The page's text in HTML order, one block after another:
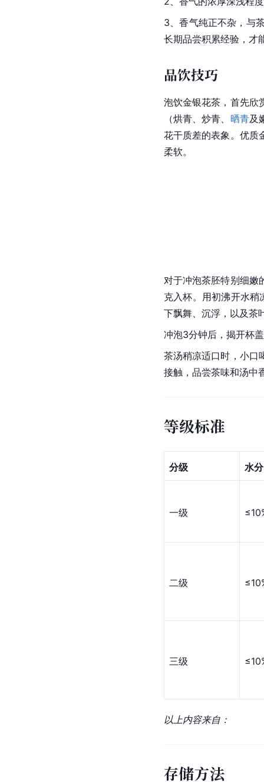
3、香气纯正不杂，与
长期品尝积累经验，才
品饮技巧
泡饮金银花茶，首先欣
（烘青、炒青 晒青及
花干质差的表象。优质
柔软。
对于冲泡茶胚特别细嫩
克入杯。用初沸开水
下飘舞、沉浮，以及茶
冲泡3分钟后，揭开杯
茶汤稍凉适口时，小口
接触，品尝茶味和汤中
等级标准
分级 水分
一级
二级
三级
以上内容来自：
存储方法